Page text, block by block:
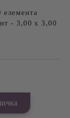
- 3,00 х 3,00